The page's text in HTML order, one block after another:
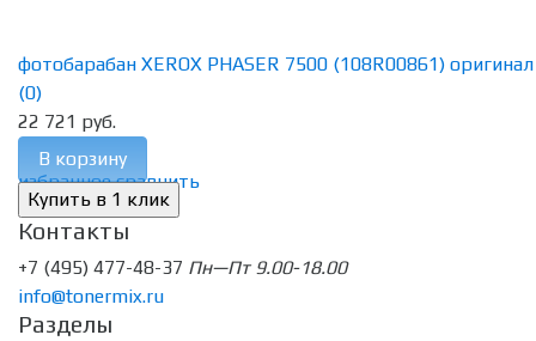
избранное сравнить
фотобарабан XEROX PHASER 7500 (108R00861) оригинал
(0)
22 721 руб.
В корзину
Контакты
+7 (495) 477-48-37 Пн—Пт 9.00-18.00
info@tonermix.ru
Разделы